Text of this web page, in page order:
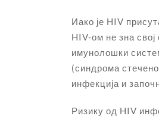
Иако је HIV
HIV-ом не зна свој
имунолошки
(синдрома
инфекција и
Ризику од HIV